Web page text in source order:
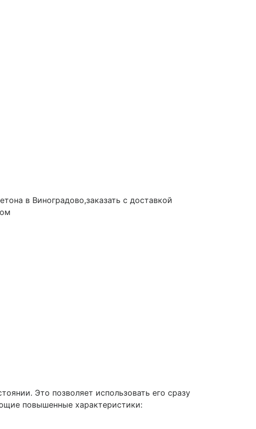
Это позволяет использовать его сразу
повышенные характеристики: